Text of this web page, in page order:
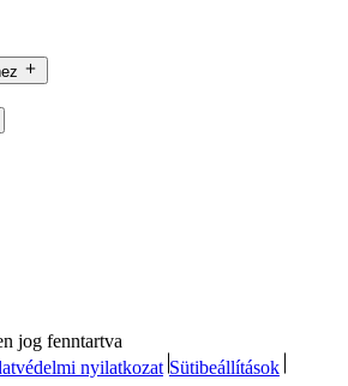
jog fenntartva
nyilatkozat Sütibeállítások